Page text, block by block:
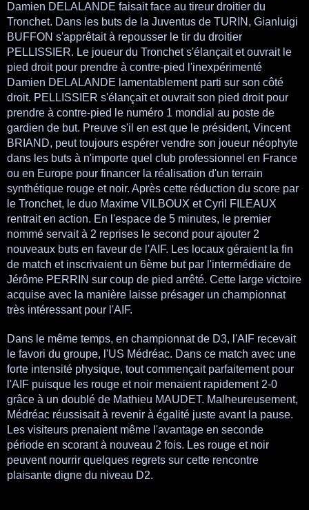
Damien DELALANDE faisait face au tireur droitier du
Tronchet. Dans les buts de la Juventus de TURIN, Gianluigi
BUFFON s'apprêtait à repousser le tir du droitier
PELLISSIER. Le joueur du Tronchet s'élançait et ouvrait le
pied droit pour prendre à contre-pied l'inexpérimenté
Damien DELALANDE lamentablement parti sur son côté
droit. PELLISSIER s'élançait et ouvrait son pied droit pour
prendre à contre-pied le numéro 1 mondial au poste de
gardien de but. Preuve s'il en est que le président, Vincent
BRIAND, peut toujours espérer vendre son joueur néophyte
dans les buts à n'importe quel club professionnel en France
ou en Europe pour financer la réalisation d'un terrain
synthétique rouge et noir. Après cette réduction du score par
le Tronchet, le duo Maxime VILBOUX et Cyril FILEAUX
rentrait en action. En l'espace de 5 minutes, le premier
nommé servait à 2 reprises le second pour ajouter 2
nouveaux buts en faveur de l'AIF. Les locaux géraient la fin
de match et inscrivaient un 6ème but par l'intermédiaire de
Jérôme PERRIN sur coup de pied arrêté. Cette large victoire
acquise avec la manière laisse présager un championnat
très intéressant pour l'AIF.
Dans le même temps, en championnat de D3, l'AIF recevait
le favori du groupe, l'US Médréac. Dans ce match avec une
forte intensité physique, tout commençait parfaitement pour
l'AIF puisque les rouge et noir menaient rapidement 2-0
grâce à un doublé de Mathieu MAUDET. Malheureusement,
Médréac réussisait à revenir à égalité juste avant la pause.
Les visiteurs prenaient même l'avantage en seconde
période en scorant à nouveau 2 fois. Les rouge et noir
peuvent nourrir quelques regrets sur cette rencontre
plaisante digne du niveau D2.